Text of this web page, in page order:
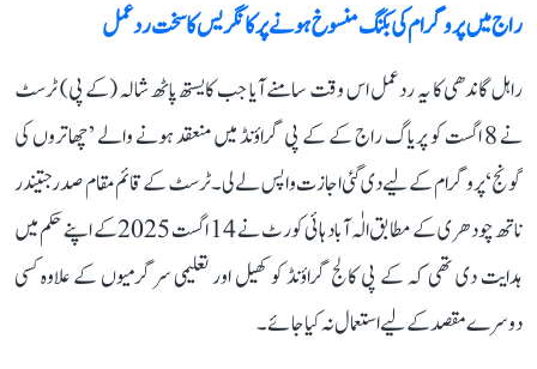
راج میں پروگرام کی بکنگ منسوخ ہونے پر کانگریس کا سخت ردعمل
راہل گاندھی کا یہ ردعمل اس وقت سامنے آیا جب کایستھ پاٹھ شالہ (کے پی) ٹرسٹ
نے 8 اگست کو پریاگ راج کے کے پی گراؤنڈ میں منعقد ہونے والے ’چھاتروں کی
گونج‘ پروگرام کے لیے دی گئی اجازت واپس لے لی۔ ٹرسٹ کے قائم مقام صدر جتیندر
ناتھ چودھری کے مطابق الٰہ آباد ہائی کورٹ نے 14 اگست 2025 کے اپنے حکم میں
ہدایت دی تھی کہ کے پی کالج گراؤنڈ کو کھیل اور تعلیمی سرگرمیوں کے علاوہ کسی
دوسرے مقصد کے لیے استعمال نہ کیا جائے۔